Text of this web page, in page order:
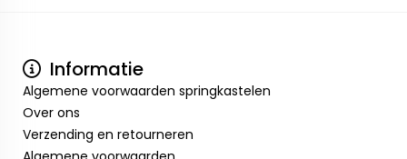
Informatie
Algemene voorwaarden springkastelen
Over ons
Verzending en retourneren